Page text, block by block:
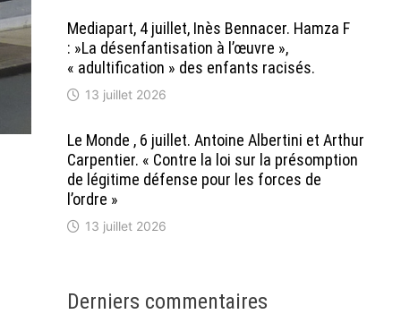
Mediapart, 4 juillet, Inès Bennacer. Hamza F
: »La désenfantisation à l’œuvre »,
« adultification » des enfants racisés.
13 juillet 2026
Le Monde , 6 juillet. Antoine Albertini et Arthur
Carpentier. « Contre la loi sur la présomption
de légitime défense pour les forces de
l’ordre »
13 juillet 2026
Derniers commentaires